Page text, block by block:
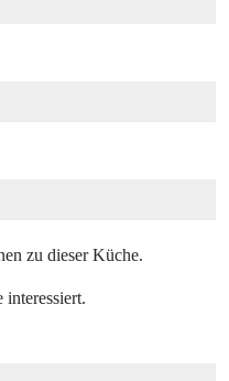
zu dieser Küche.